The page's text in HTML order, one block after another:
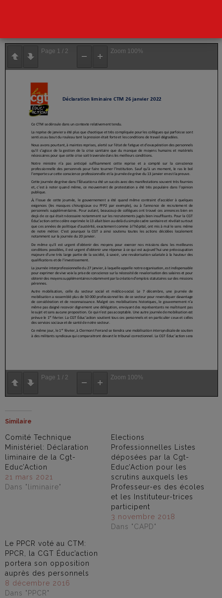
Page 1 / 2 Zoom 100%
Page 1 / 2 Zoom 100%
Similaire
Comité Technique
Ministériel: Déclaration
liminaire de la Cgt-
Educ’Action
21 mars 2021
Dans "liminaire"
Elections
Professionnelles Listes
déposées par la Cgt-
Educ’Action pour les
scrutins auxquels les
Professeur-es des écoles
et les Instituteur-trices
participent
3 novembre 2018
Dans "CAPD"
Le PPCR voté au CTM:
PPCR, la CGT Éduc’action
portera son opposition
auprès des personnels
8 décembre 2016
Dans "PPCR"